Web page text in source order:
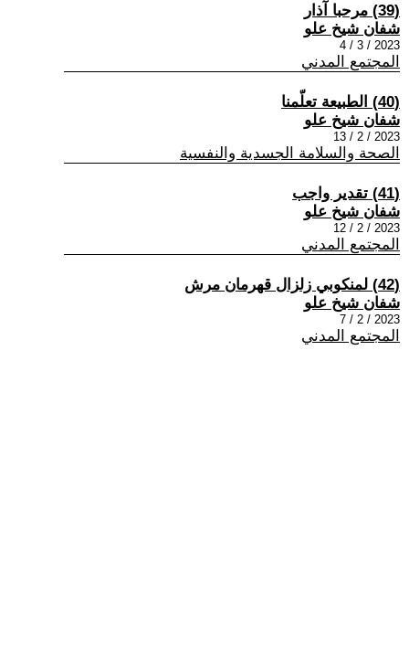
(39) مرحبا آذار
شفان شيخ علو
2023 / 3 / 4
المجتمع المدني
(40) الطبيعة تعلّمنا
شفان شيخ علو
2023 / 2 / 13
الصحة والسلامة الجسدية والنفسية
(41) تقدير واجب
شفان شيخ علو
2023 / 2 / 12
المجتمع المدني
(42) لمنكوبي زلزال قهرمان مرش
شفان شيخ علو
2023 / 2 / 7
المجتمع المدني